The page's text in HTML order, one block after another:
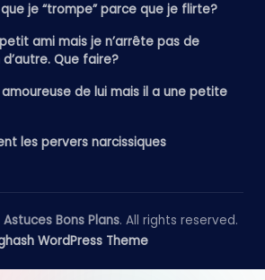
je “trompe” parce que je flirte?
ami mais je n’arrête pas de
Que faire?
de lui mais il a une petite
les pervers narcissiques
Astuces Bons Plans. All rights reserved.
WordPress Theme